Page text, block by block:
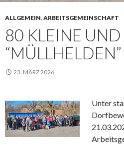
ALLGEMEIN, ARBEITSGEMEINSCHAFT
80 KLEINE UND
MÜLLHELDEN”
23. MÄRZ 2026
Unter